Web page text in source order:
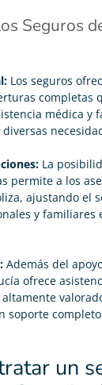
Seguros
Los seguros
completas
médica y
La
permite a los
ajustando el
y familiares
Además del
ofrece
soporte
un